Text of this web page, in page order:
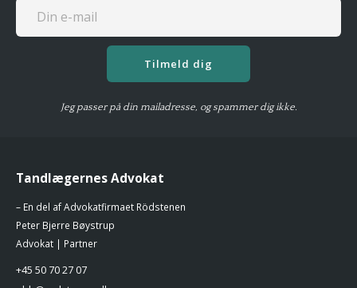
Tilmeld dig
Jeg passer på din mailadresse, og spammer dig ikke.
Tandlægernes Advokat
– En del af Advokatfirmaet Rödstenen
Peter Bjerre Bøystrup
Advokat | Partner
+45 50 70 27 07